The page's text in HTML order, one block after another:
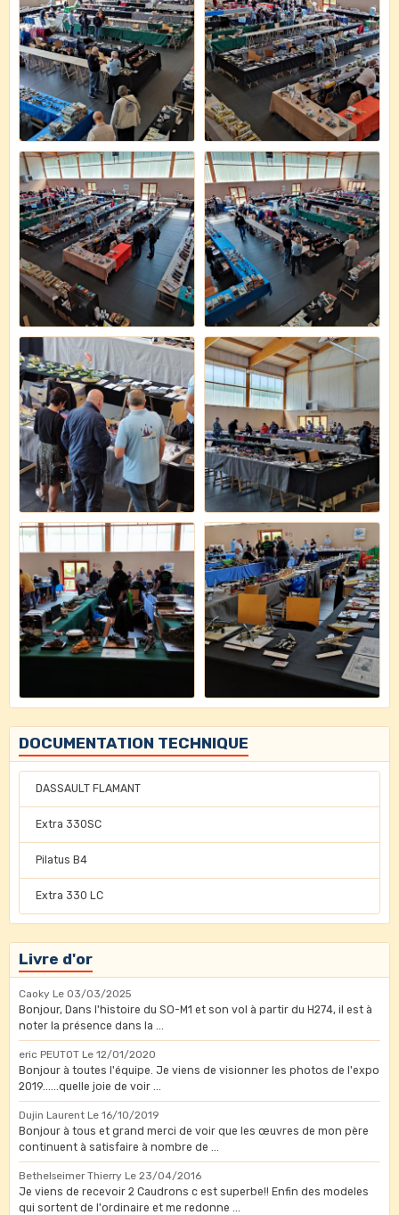
DOCUMENTATION TECHNIQUE
DASSAULT FLAMANT
Extra 330SC
Pilatus B4
Extra 330 LC
Livre d'or
Caoky Le 03/03/2025
Bonjour, Dans l'histoire du SO-M1 et son vol à partir du H274, il est à
noter la présence dans la ...
eric PEUTOT Le 12/01/2020
Bonjour à toutes l'équipe. Je viens de visionner les photos de l'expo
2019......quelle joie de voir ...
Dujin Laurent Le 16/10/2019
Bonjour à tous et grand merci de voir que les œuvres de mon père
continuent à satisfaire à nombre de ...
Bethelseimer Thierry Le 23/04/2016
Je viens de recevoir 2 Caudrons c est superbe!! Enfin des modeles
qui sortent de l'ordinaire et me redonne ...